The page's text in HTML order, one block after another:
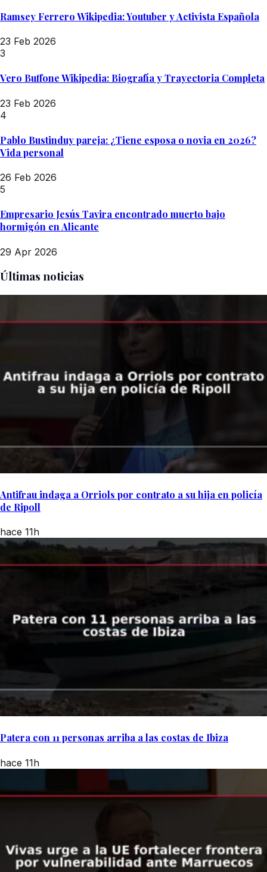
Ramsey Ferrero Wikipedia: Youtuber y Activista Española
23 Feb 2026
3
Vero Buffone Wikipedia: Biografía y Trayectoria Completa
23 Feb 2026
4
Pablo Bustinduy pareja: ¿Tiene esposa o novia en 2026?
Vida personal
26 Feb 2026
5
Empresario Jesús Tavira encontrado muerto bajo
hormigón en Alicante
29 Apr 2026
Últimas noticias
Antifrau indaga a Orriols por contrato a su hija en policía
de Ripoll
hace 11h
Patera con 11 personas arriba a las costas de Ibiza
hace 11h